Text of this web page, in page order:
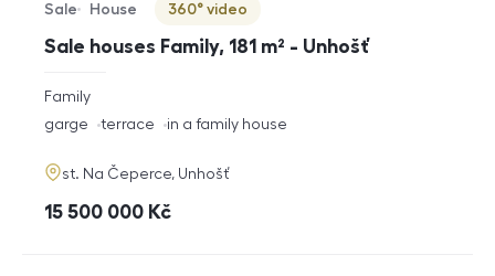
Sale houses Family, 181 m² - Unhošť
Offer type
Sale
Property type
House
Virtuální prohlídka
360° video
rozměry
disposition
Family
funkce
garge terrace in a family house
adresa
st. Na Čeperce, Unhošť
cena
15 500 000 Kč